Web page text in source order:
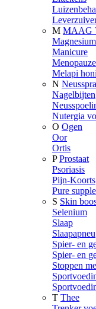
M MAAG
Magnesium
Manicure
Menopauze
Melapi
N
Nagelbijten
Nutergia
O Ogen
Oor
Ortis
P Prostaat
Psoriasis
Pijn-Koorts
Pure
S Skin
Selenium
Slaap
Slaapapneu
Spier- en
Spier- en
Stoppen
T Thee